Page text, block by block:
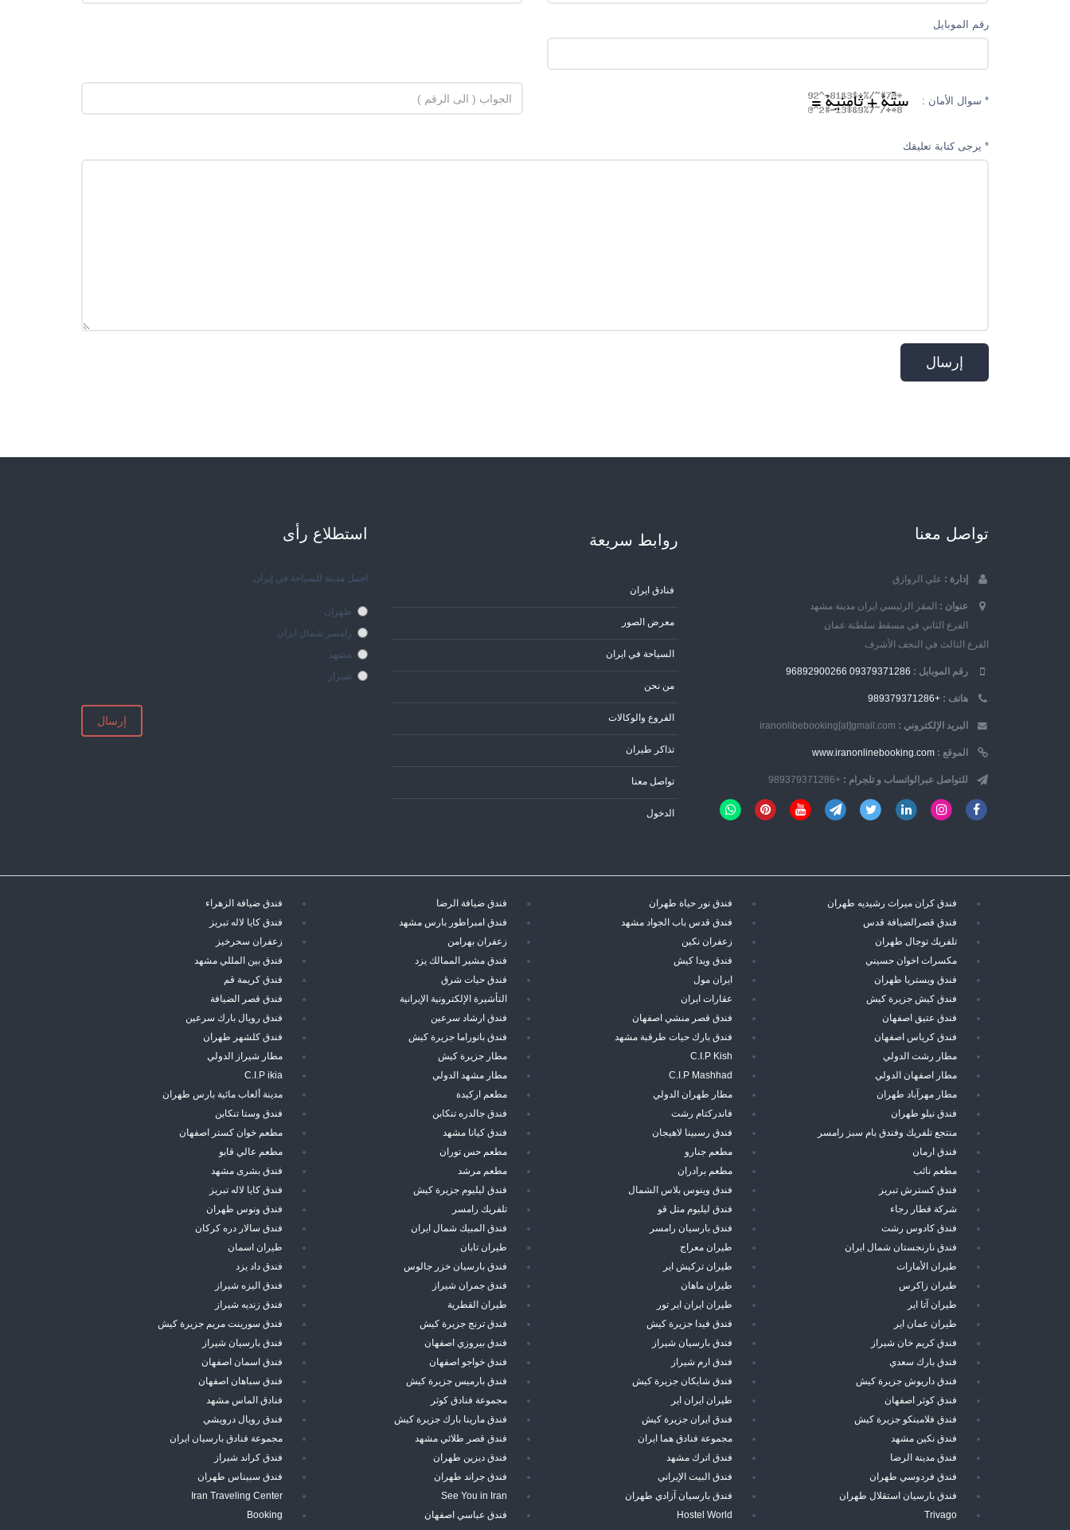
رقم الموبایل
* سوال الأمان :
* يرجى كتابة تعليقك
تواصل معنا
إدارة : علي الروازق
عنوان : المقر الرئيسي ايران مدينة مشهد
الفرع الثاني في مسقط سلطنة عمان
الفرع الثالث في النجف الأشرف
رقم الموبایل : 09379371286
96892900266
هاتف : +989379371286
البريد الإلكتروني : iranonlibebooking[at]gmail.com
الموقع : www.iranonlinebooking.com
للتواصل عبرالواتساب و تلجرام : +989379371286
روابط سریعة
فنادق ايران
معرض الصور
السياحة في ايران
من نحن
الفروع والوكالات
تذاكر طيران
تواصل معنا
الدخول
استطلاع رأی
اجمل مدينة للسياحة في إيران
طهران
رامسر شمال ايران
مشهد
شيراز
إرسال
فندق كران ميراث رشيديه طهران فندق نور حياة طهران فندق ضيافة الرضا
فندق ضيافة الزهراء
فندق قصرالضيافة قدس
فندق قدس باب الجواد مشهد فندق امبراطور بارس مشهد
فندق كايا لاله تبريز
تلفريك توجال طهران
زعفران نكين زعفران بهرامن
زعفران سحرخيز
مكسرات اخوان حسيني
فندق ويدا كيش فندق مشير الممالك يزد
فندق بين المللي مشهد
فندق ويستريا طهران
ايران مول فندق حيات شرق
فندق كريمة قم
فندق كيش جزيرة كيش
عقارات ايران التأشيرة الإلكترونية الإيرانية
فندق قصر الضيافة
فندق عتيق اصفهان
فندق قصر منشي اصفهان فندق ارشاد سرعين
فندق رويال بارك سرعين
فندق كرياس اصفهان
فندق بارك حيات طرقبة مشهد فندق بانوراما جزيرة كيش
فندق كلشهر طهران
مطار رشت الدولي
C.I.P Kish مطار جزيرة كيش
مطار شيراز الدولي
مطار اصفهان الدولي
C.I.P Mashhad مطار مشهد الدولي
C.I.P ikia
مطار مهرآباد طهران
مطار طهران الدولي مطعم اركيدة
مدينة ألعاب مائية بارس طهران
فندق نيلو طهران
فاندركتام رشت فندق جالدره تنكابن
فندق وستا تنكابن
منتجع تلفريك وفندق بام سبز رامسر
فندق رسبينا لاهيجان فندق كيانا مشهد
مطعم خوان كستر اصفهان
فندق ارمان
مطعم جنارو مطعم حس توران
مطعم عالي قابو
مطعم نائب
مطعم برادران مطعم مرشد
فندق بشرى مشهد
فندق كسترش تبريز
فندق وينوس بلاس الشمال فندق ليليوم جزيرة كيش
فندق كايا لاله تبريز
شركة قطار رجاء
فندق ليليوم متل قو تلفريك رامسر
فندق ونوس طهران
فندق كادوس رشت
فندق بارسيان رامسر فندق المبيك شمال ايران
فندق سالار دره كركان
فندق نارنجستان شمال ايران
طيران معراج طيران تابان
طيران اسمان
طيران الأمارات
طيران تركيش اير فندق بارسيان خزر جالوس
فندق داد يزد
طيران زاكرس
طيران ماهان فندق جمران شيراز
فندق اليزه شيراز
طيران آتا اير
طيران ايران اير تور طيران القطرية
فندق زنديه شيراز
طيران عمان اير
فندق فيدا جزيرة كيش فندق ترنج جزيرة كيش
فندق سورينت مريم جزيرة كيش
فندق كريم خان شيراز
فندق بارسيان شيراز فندق بيروزي اصفهان
فندق بارسيان شيراز
فندق بارك سعدي
فندق ارم شيراز فندق خواجو اصفهان
فندق اسمان اصفهان
فندق داريوش جزيرة كيش
فندق شايكان جزيرة كيش فندق بارميس جزيرة كيش
فندق سباهان اصفهان
فندق كوثر اصفهان
طيران ايران اير مجموعة فنادق كوثر
فنادق الماس مشهد
فندق فلامينكو جزيرة كيش
فندق ايران جزيرة كيش فندق مارينا بارك جزيرة كيش
فندق رويال درويشي
فندق نكين مشهد
مجموعة فنادق هما ايران فندق قصر طلائي مشهد
مجموعة فنادق بارسيان ايران
فندق مدينة الرضا
فندق اترك مشهد فندق ديزين طهران
فندق كراند شيراز
فندق فردوسي طهران
فندق البيت الإيراني فندق جراند طهران
فندق سبيناس طهران
فندق بارسيان استقلال طهران
فندق بارسيان آزادي طهران See You in Iran
Iran Traveling Center
Trivago
Hostel World فندق عباسي اصفهان
Booking